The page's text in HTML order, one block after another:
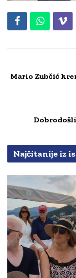
Mario Zubčić
Najčitanije iz